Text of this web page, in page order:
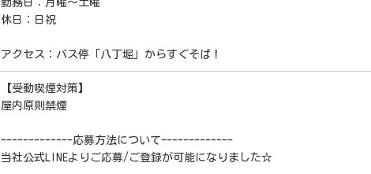
勤務日：月曜～土曜
休日：日祝
アクセス：バス停「八丁堀」からすぐそば！
【受動喫煙対策】
屋内原則禁煙
-------------応募方法について-------------
当社公式LINEよりご応募/ご登録が可能になりました☆